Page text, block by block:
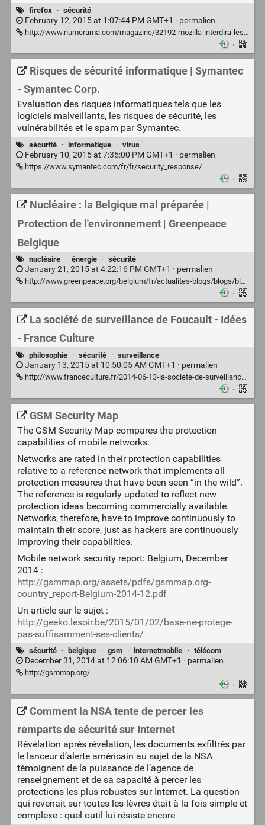
firefox · sécurité
February 12, 2015 at 1:07:44 PM GMT+1 · permalien
http://www.numerama.com/magazine/32192-mozilla-interdira-les-extensions-non-signees-dans-firefox.html
·
Risques de sécurité informatique | Symantec
- Symantec Corp.
Evaluation des risques informatiques tels que les
logiciels malveillants, les risques de sécurité, les
vulnérabilités et le spam par Symantec.
sécurité · informatique · virus
February 10, 2015 at 7:35:00 PM GMT+1 · permalien
https://www.symantec.com/fr/fr/security_response/
·
Nucléaire : la Belgique mal préparée |
Protection de l'environnement | Greenpeace
Belgique
nucléaire · énergie · sécurité
January 21, 2015 at 4:22:16 PM GMT+1 · permalien
http://www.greenpeace.org/belgium/fr/actualites-blogs/blogs/blog-climat/nuclaire-la-belgique-mal-prpare/blog/51918/
·
La société de surveillance de Foucault - Idées
- France Culture
philosophie · sécurité · surveillance
January 13, 2015 at 10:50:05 AM GMT+1 · permalien
http://www.franceculture.fr/2014-06-13-la-societe-de-surveillance-de-foucault
·
GSM Security Map
The GSM Security Map compares the protection
capabilities of mobile networks.
Networks are rated in their protection capabilities
relative to a reference network that implements all
protection measures that have been seen “in the wild”.
The reference is regularly updated to reflect new
protection ideas becoming commercially available.
Networks, therefore, have to improve continuously to
maintain their score, just as hackers are continuously
improving their capabilities.
Mobile network security report: Belgium, December
2014 :
http://gsmmap.org/assets/pdfs/gsmmap.org-
country_report-Belgium-2014-12.pdf
Un article sur le sujet :
http://geeko.lesoir.be/2015/01/02/base-ne-protege-
pas-suffisamment-ses-clients/
sécurité · belgique · gsm · internetmobile · télécom
December 31, 2014 at 12:06:10 AM GMT+1 · permalien
http://gsmmap.org/
·
Comment la NSA tente de percer les
remparts de sécurité sur Internet
Révélation après révélation, les documents exfiltrés par
le lanceur d’alerte américain au sujet de la NSA
témoignent de la puissance de l’agence de
renseignement et de sa capacité à percer les
protections les plus robustes sur Internet. La question
qui revenait sur toutes les lèvres était à la fois simple et
complexe : quel outil lui résiste encore